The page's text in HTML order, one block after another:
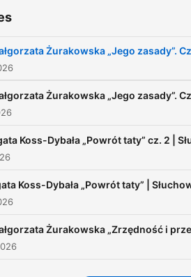
Żurakowska „Jego zasady”.
Żurakowska „Jego zasady”.
Koss-Dybała „Powrót taty” cz. 2 |
Koss-Dybała „Powrót taty” |
Żurakowska „Zrzędność i